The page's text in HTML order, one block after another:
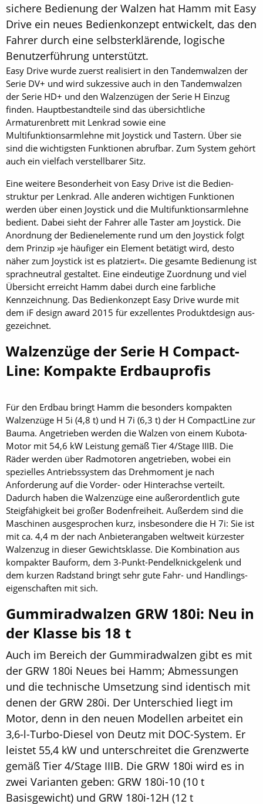
sichere Bedienung der Walzen hat Hamm mit Easy
Drive ein neues Bedienkonzept entwickelt, das den
Fahrer durch eine selbsterklärende, logische
Benutzerführung unterstützt.
Easy Drive wurde zuerst realisiert in den Tandemwalzen der
Serie DV+ und wird sukzessive auch in den Tandemwalzen
der Serie HD+ und den Walzenzügen der Serie H Einzug
finden. Hauptbestandteile sind das übersichtliche
Armaturenbrett mit Lenkrad sowie eine
Multifunktionsarmlehne mit Joystick und Tastern. Über sie
sind die wichtigsten Funktionen abrufbar. Zum System gehört
auch ein vielfach verstellbarer Sitz.
Eine weitere Besonderheit von Easy Drive ist die Bedien­
struktur per Lenkrad. Alle anderen wichtigen Funktionen
werden über einen Joystick und die Multifunktionsarmlehne
bedient. Dabei sieht der Fahrer alle Taster am Joystick. Die
Anordnung der Bedienelemente rund um den Joystick folgt
dem Prinzip »je häufiger ein Element betätigt wird, desto
näher zum Joystick ist es platziert«. Die gesamte Bedienung ist
sprachneutral gestaltet. Eine eindeutige Zuordnung und viel
Übersicht erreicht Hamm dabei durch eine farbliche
Kennzeichnung. Das Bedienkonzept Easy Drive wurde mit
dem iF design award 2015 für exzellentes Produktdesign aus­
gezeichnet.
Walzenzüge der Serie H Compact­
Line: Kompakte Erdbauprofis
Für den Erdbau bringt Hamm die besonders kompakten
Walzenzüge H 5i (4,8 t) und H 7i (6,3 t) der H CompactLine zur
Bauma. Angetrieben werden die Walzen von einem Kubota-
Motor mit 54,6 kW Leistung gemäß Tier 4/Stage IIIB. Die
Räder werden über Radmotoren angetrieben, wobei ein
spezielles Antriebssystem das Drehmoment je nach
Anforderung auf die Vorder- oder Hinterachse verteilt.
Dadurch haben die Walzenzüge eine außerordentlich gute
Steigfähigkeit bei großer Bodenfreiheit. Außerdem sind die
Maschinen ausgesprochen kurz, insbesondere die H 7i: Sie ist
mit ca. 4,4 m der nach Anbieterangaben weltweit kürzester
Walzenzug in dieser Gewichtsklasse. Die Kombination aus
kompakter Bauform, dem 3-Punkt-Pendelknickgelenk und
dem kurzen Radstand bringt sehr gute Fahr- und Handlings­
eigenschaften mit sich.
Gummiradwalzen GRW 180i: Neu in
der Klasse bis 18 t
Auch im Bereich der Gummiradwalzen gibt es mit
der GRW 180i Neues bei Hamm; Abmessungen
und die technische Umsetzung sind identisch mit
denen der GRW 280i. Der Unterschied liegt im
Motor, denn in den neuen Modellen arbeitet ein
3,6-l-Turbo-Diesel von Deutz mit DOC-System. Er
leistet 55,4 kW und unterschreitet die Grenzwerte
gemäß Tier 4/Stage IIIB. Die GRW 180i wird es in
zwei Varianten geben: GRW 180i-10 (10 t
Basisgewicht) und GRW 180i-12H (12 t